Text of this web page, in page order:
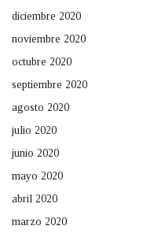
diciembre 2020
noviembre 2020
octubre 2020
septiembre 2020
agosto 2020
julio 2020
junio 2020
mayo 2020
abril 2020
marzo 2020